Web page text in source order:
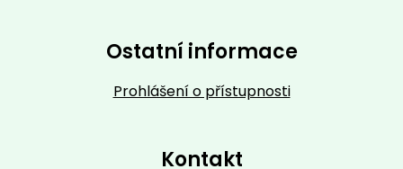
Ostatní informace
Prohlášení o přístupnosti
Kontakt